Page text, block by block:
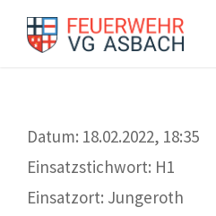
Datum: 18.02.2022, 18:35
Einsatzstichwort: H1
Einsatzort: Jungeroth